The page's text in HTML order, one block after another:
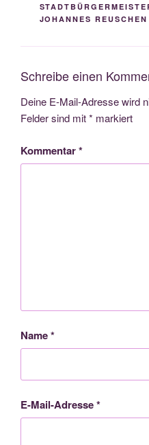
JOHANNES REUSCHEN
Schreibe einen
Deine E-Mail-Adresse wird
Felder sind mit* markiert
Kommentar*
Name*
E-Mail-Adresse*